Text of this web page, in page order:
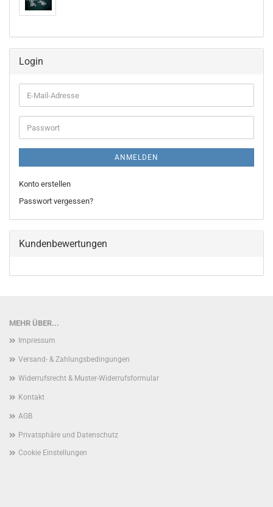
Login
E-
Mail-
Adresse
Passwort
ANMELDEN
Konto erstellen
Passwort vergessen?
Kundenbewertungen
MEHR ÜBER...
Impressum
Versand- & Zahlungsbedingungen
Widerrufsrecht & Muster-Widerrufsformular
Kontakt
AGB
Privatsphäre und Datenschutz
Cookie Einstellungen